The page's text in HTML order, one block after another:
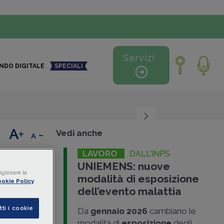
DIGITALE SPECIALI
Servizi
+ - Vedi anche
LAVORO DALL'INPS
UNIEMENS: nuove
modalità di esposizione
dell’evento malattia
Dagennaio 2026 cambiano le
la
Policy
i cookie